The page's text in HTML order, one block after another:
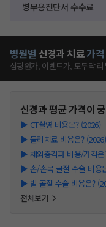
병무용진단서 수수료
병원별 신경과 치료가
심평원가, 이벤트가, 모두닥
신경과평균 가격이
▶ CT촬영 비용은? (2026)
▶ 물리치료 비용은? (2026)
▶ 체외충격파 비용/가격은
▶ 손/손목 골절 수술 비용
▶ 발 골절 수술 비용은?
전체보기